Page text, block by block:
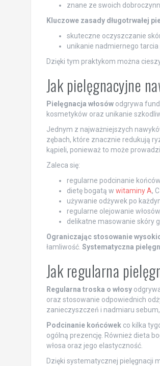
znane ze swoich
Kluczowe zasady długotrwałej
skuteczne oczyszczanie
unikanie nadmiernego tarcia
Dzięki tym praktykom można
Jak pielęgnacyjne
Pielęgnacja włosówodgrywa
kosmetyków oraz unikanie
Jednym z najważniejszych
zębach, które znacznie redukują
kąpieli, ponieważ to może
Zaleca się:
regularne podcinanie
dietę bogatą w witaminy A,
używanie odżywek po
regularne olejowanie
delikatne masowanie skóry
Ograniczając stosowanie
łamliwość. Systematyczna
Jak regularna
Regularna troska o włosy
oraz stosowanie odpowiednich
zanieczyszczeń i nadmiaru
Podcinanie końcówekco kilka
ogólną prezencję. Również dieta
włosa oraz jego elastyczność.
Dzięki systematycznej pielęgnacji